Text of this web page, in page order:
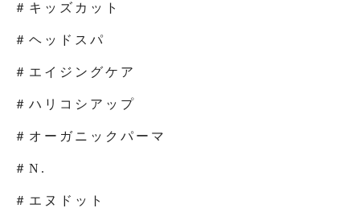
＃キッズカット
＃ヘッドスパ
＃エイジングケア
＃ハリコシアップ
＃オーガニックパーマ
＃N.
＃エヌドット